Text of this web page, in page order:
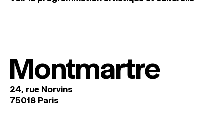
Montmartre
24, rue Norvins
75018 Paris